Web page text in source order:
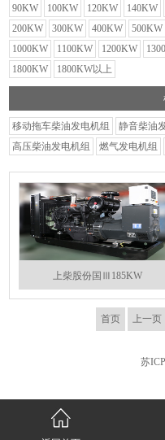
90KW
100KW 120KW 140KW
200KW
300KW 400KW 500KW
1000KW
1100KW 1200KW
1800KW
1800KW以上
移动拖车柴油发电机组 静音柴油
高压柴油发电机组
燃气发电机组
上柴股份国Ⅲ185KW
首页 上一页
苏